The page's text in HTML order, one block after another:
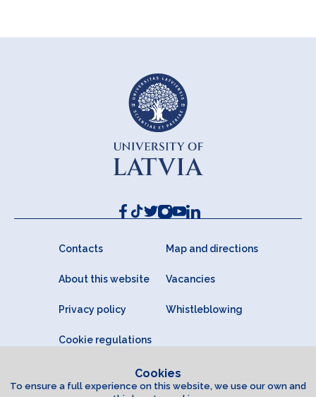
Contacts Map and directions
About this website Vacancies
Privacy policy Whistleblowing
Cookie regulations
Cookies
To ensure a full experience on this website, we use our own and